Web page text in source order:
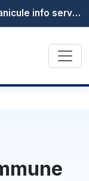
Le numéro vert Canicule info service est activé au 0 800 06 66 66. Il est joignable de 8h à 19h (appel gratuit depuis la France métropolitaine).